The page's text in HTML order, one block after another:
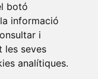
botó
informació
i
les seves
analítiques.